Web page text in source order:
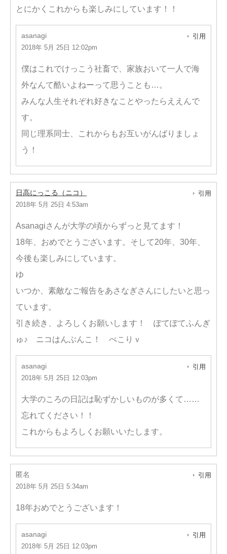
とにかくこれからも楽しみにしています！！
asanagi
2018年 5月 25日 12:02pm
引用
僕はこれでけっこう社畜で、家族おいて一人で海
外なんて酷いよねーって思うことも…。
みんな人生それぞれ好きなことやったらええんで
す。
同じ理系同士、これからもお互いがんばりましょ
う！
日高にっこる（ニコ）
2018年 5月 25日 4:53am
引用
Asanagiさんが大学の頃からずっと見てます！
18年、おめでとうございます。そして20年、30年、
今後も楽しみにしています。
ゆ
いつか、素敵なご報告をあさなぎさんにしたいと思っ
ています。
引き続き、よろしくお願いします！ ぽてぽてふんぎ
ゅ♪ ニコはんぶんこ！ ぺこりｖ
asanagi
2018年 5月 25日 12:03pm
引用
大学のころの日記は恥ずかしいものが多くて……
忘れてください！！
これからもよろしくお願いいたします。
匿名
2018年 5月 25日 5:34am
引用
18年おめでとうございます！
asanagi
2018年 5月 25日 12:03pm
引用